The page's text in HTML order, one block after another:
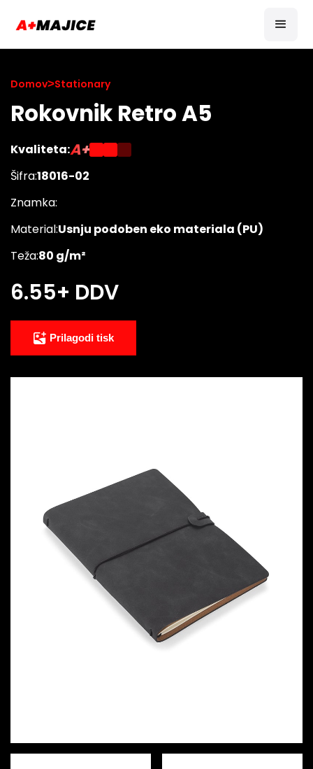
Domov>Stationary
Rokovnik Retro A5
Kvaliteta:A+
Šifra:18016-02
Znamka:
Material:Usnju podoben eko materiala (PU)
Teža:80 g/m²
6.55+ DDV
Prilagodi tisk